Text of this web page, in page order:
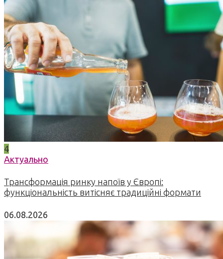
4
Актуально
Трансформація ринку напоїв у Європі:
функціональність витісняє традиційні формати
06.08.2026